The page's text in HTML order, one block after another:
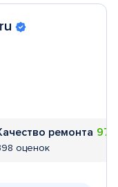
ремонта
оценок